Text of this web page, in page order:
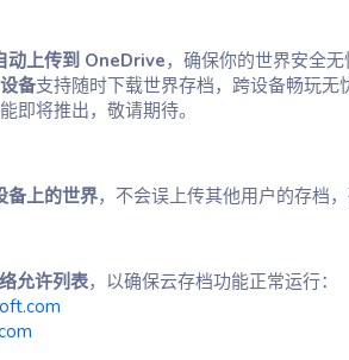
动上传到 OneDrive，确保你的世界安全无
备支持随时下载世界存档，跨设备畅玩无
即将推出，敬请期待。
备上的世界，不会误上传其他用户的存档，
允许列表，以确保云存档功能正常运行：